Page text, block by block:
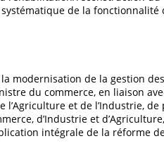
de la fonctionnalité
la modernisation de la gestion
du commerce, en liaison
l’Agriculture et de l’Industrie,
d’Industrie et
intégrale de la réforme